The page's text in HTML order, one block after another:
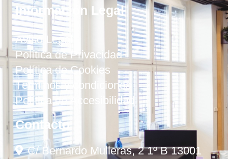
Información Legal
Aviso Legal
Política de Privacidad
Política de Cookies
Términos y condiciones
Política de Accesibilidad
Contacto
C/ Bernardo Mulleras, 2 1º B 13001